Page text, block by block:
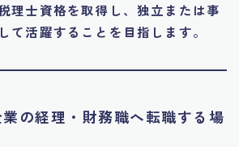
理士資格を取得し、独立または事
て活躍することを目指します。
の経理・財務職へ転職する場